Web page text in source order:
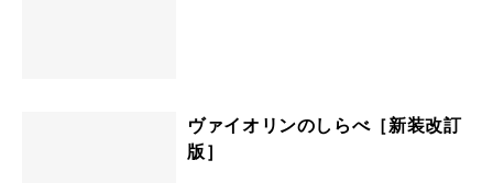
ヴァイオリンのしらべ［新装改訂
版］